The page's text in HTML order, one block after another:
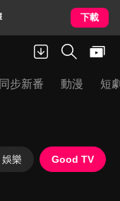
下載
同步新番 動漫 短
娛樂 Good TV